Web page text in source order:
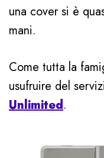
una cover si è
mani.
Come tutta la
usufruire del
Unlimited.